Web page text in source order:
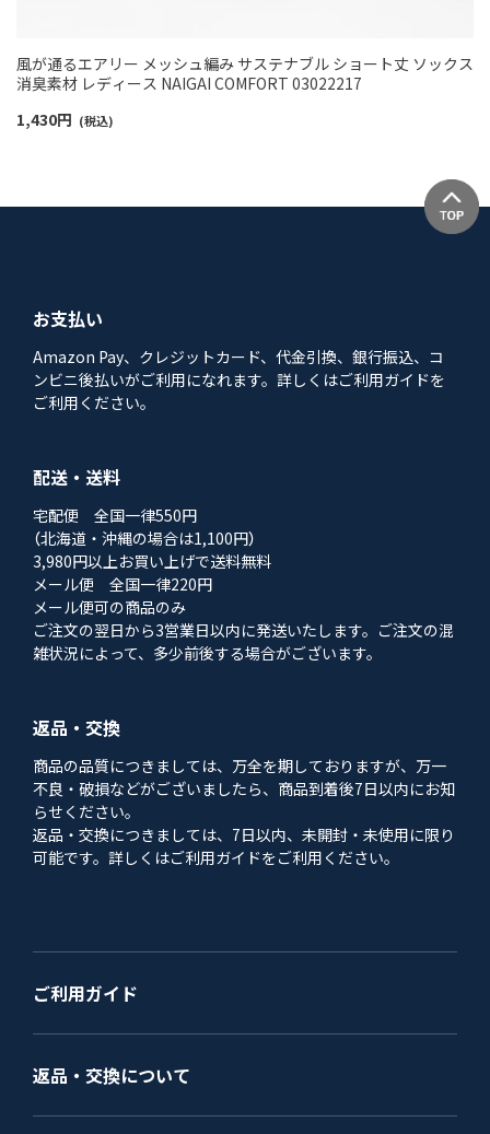
風が通るエアリー メッシュ編み サステナブル ショート丈 ソックス
消臭素材 レディース NAIGAI COMFORT 03022217
1,430円 (税込)
お支払い
Amazon Pay、クレジットカード、代金引換、銀行振込、コ
ンビニ後払いがご利用になれます。詳しくはご利用ガイドを
ご利用ください。
配送・送料
宅配便 全国一律550円
（北海道・沖縄の場合は1,100円）
3,980円以上お買い上げで送料無料
メール便 全国一律220円
メール便可の商品のみ
ご注文の翌日から3営業日以内に発送いたします。ご注文の混
雑状況によって、多少前後する場合がございます。
返品・交換
商品の品質につきましては、万全を期しておりますが、万一
不良・破損などがございましたら、商品到着後7日以内にお知
らせください。
返品・交換につきましては、7日以内、未開封・未使用に限り
可能です。詳しくはご利用ガイドをご利用ください。
ご利用ガイド
返品・交換について